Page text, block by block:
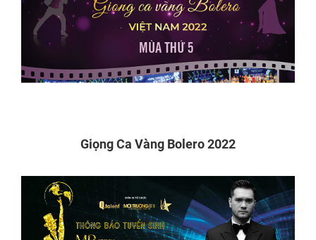
Giọng Ca Vàng Bolero 2022